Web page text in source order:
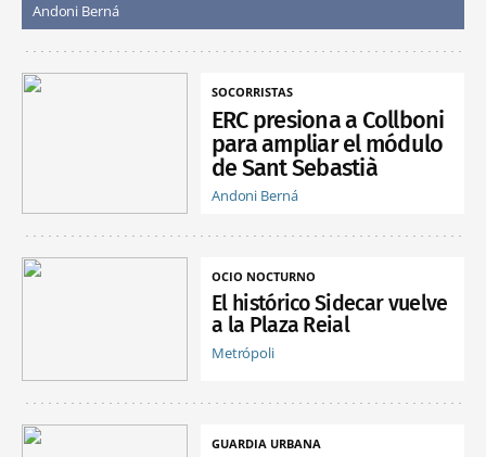
Andoni Berná
SOCORRISTAS
ERC presiona a Collboni
para ampliar el módulo
de Sant Sebastià
Andoni Berná
OCIO NOCTURNO
El histórico Sidecar vuelve
a la Plaza Reial
Metrópoli
GUARDIA URBANA